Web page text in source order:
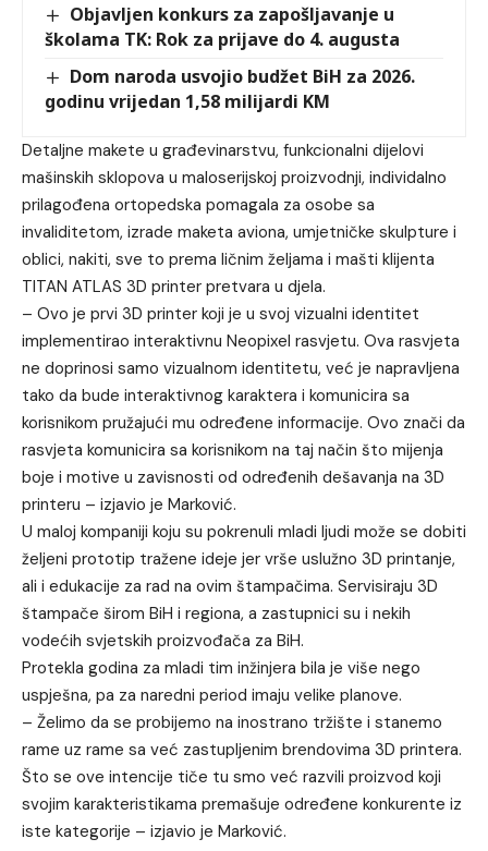
Objavljen konkurs za zapošljavanje u
školama TK: Rok za prijave do 4. augusta
Dom naroda usvojio budžet BiH za 2026.
godinu vrijedan 1,58 milijardi KM
Detaljne makete u građevinarstvu, funkcionalni dijelovi
mašinskih sklopova u maloserijskoj proizvodnji, individalno
prilagođena ortopedska pomagala za osobe sa
invaliditetom, izrade maketa aviona, umjetničke skulpture i
oblici, nakiti, sve to prema ličnim željama i mašti klijenta
TITAN ATLAS 3D printer pretvara u djela.
– Ovo je prvi 3D printer koji je u svoj vizualni identitet
implementirao interaktivnu Neopixel rasvjetu. Ova rasvjeta
ne doprinosi samo vizualnom identitetu, već je napravljena
tako da bude interaktivnog karaktera i komunicira sa
korisnikom pružajući mu određene informacije. Ovo znači da
rasvjeta komunicira sa korisnikom na taj način što mijenja
boje i motive u zavisnosti od određenih dešavanja na 3D
printeru – izjavio je Marković.
U maloj kompaniji koju su pokrenuli mladi ljudi može se dobiti
željeni prototip tražene ideje jer vrše uslužno 3D printanje,
ali i edukacije za rad na ovim štampačima. Servisiraju 3D
štampače širom BiH i regiona, a zastupnici su i nekih
vodećih svjetskih proizvođača za BiH.
Protekla godina za mladi tim inžinjera bila je više nego
uspješna, pa za naredni period imaju velike planove.
– Želimo da se probijemo na inostrano tržište i stanemo
rame uz rame sa već zastupljenim brendovima 3D printera.
Što se ove intencije tiče tu smo već razvili proizvod koji
svojim karakteristikama premašuje određene konkurente iz
iste kategorije – izjavio je Marković.